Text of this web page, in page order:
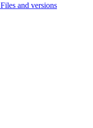
Files and versions